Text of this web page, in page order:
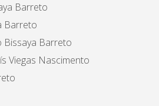
Barreto
Barreto
Bissaya Barreto
Viegas Nascimento